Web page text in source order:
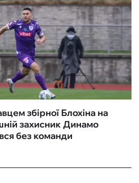
збірної Блохіна на
захисник Динамо
без команди